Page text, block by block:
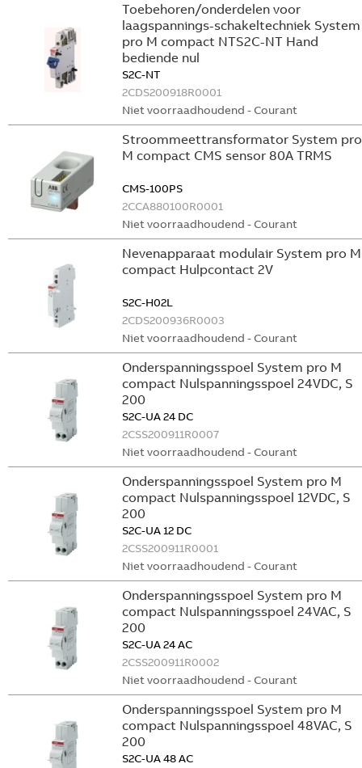
Toebehoren/onderdelen voor
laagspannings-schakeltechniek System
pro M compact NTS2C-NT Hand
bediende nul
S2C-NT
2CDS200918R0001
Niet voorraadhoudend - Courant
Stroommeettransformator System pro
M compact CMS sensor 80A TRMS
CMS-100PS
2CCA880100R0001
Niet voorraadhoudend - Courant
Nevenapparaat modulair System pro M
compact Hulpcontact 2V
S2C-H02L
2CDS200936R0003
Niet voorraadhoudend - Courant
Onderspanningsspoel System pro M
compact Nulspanningsspoel 24VDC, S
200
S2C-UA 24 DC
2CSS200911R0007
Niet voorraadhoudend - Courant
Onderspanningsspoel System pro M
compact Nulspanningsspoel 12VDC, S
200
S2C-UA 12 DC
2CSS200911R0001
Niet voorraadhoudend - Courant
Onderspanningsspoel System pro M
compact Nulspanningsspoel 24VAC, S
200
S2C-UA 24 AC
2CSS200911R0002
Niet voorraadhoudend - Courant
Onderspanningsspoel System pro M
compact Nulspanningsspoel 48VAC, S
200
S2C-UA 48 AC